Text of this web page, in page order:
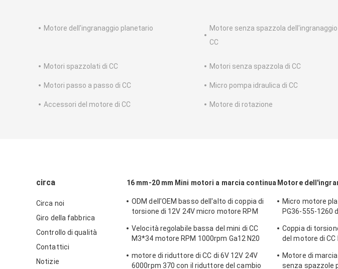
Motore dell'ingranaggio planetario
Motore senza spazzola dell'ingranaggio
CC
Motori spazzolati di CC Motori senza spazzola di CC
Motori passo a passo di CC Micro pompa idraulica di CC
Accessori del motore di CC Motore di rotazione
circa
Circa noi
Giro della fabbrica
Controllo di qualità
Contattici
Notizie
16 mm-20 mm Mini motori a marcia continua
ODM dell'OEM basso dell'alto di coppia di
torsione di 12V 24V micro motore RPM
Velocità regolabile bassa del mini di CC
M3*34 motore RPM 1000rpm Ga12 N20
motore di riduttore di CC di 6V 12V 24V
6000rpm 370 con il riduttore del cambio
Motore
Micro motore
PG36-555-1260
Coppia di
del motore di CC
Motore di
senza spazzole